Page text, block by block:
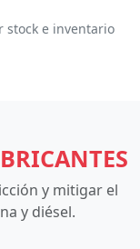
stock e inventario
y mitigar el
y diésel.